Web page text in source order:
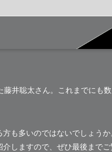
井聡太さん。これまでにも
も多いのではないでしょう
しますので、ぜひ最後までご